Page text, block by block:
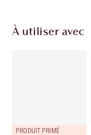
À utiliser avec
PRODUIT PRIMÉ